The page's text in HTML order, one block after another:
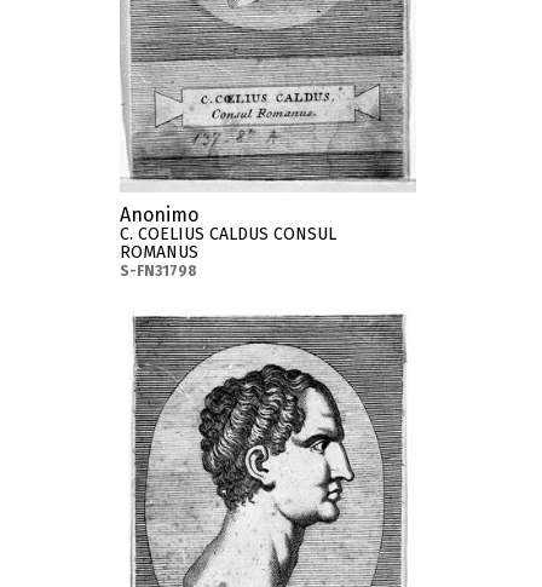
Anonimo
C. COELIUS CALDUS CONSUL
ROMANUS
S-FN31798